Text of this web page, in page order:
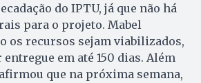
do IPTU, já que não há
para o projeto. Mabel
os recursos sejam viabilizados,
entregue em até 150 dias. Além
que na próxima semana,